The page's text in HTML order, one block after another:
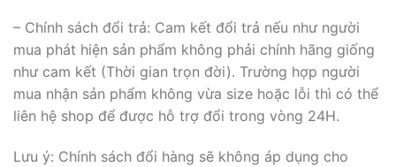
– Chính sách đổi trả: Cam kết đổi trả nếu như người
mua phát hiện sản phẩm không phải chính hãng giống
như cam kết (Thời gian trọn đời). Trường hợp người
mua nhận sản phẩm không vừa size hoặc lỗi thì có thể
liên hệ shop để được hỗ trợ đổi trong vòng 24H.
Lưu ý: Chính sách đổi hàng sẽ không áp dụng cho